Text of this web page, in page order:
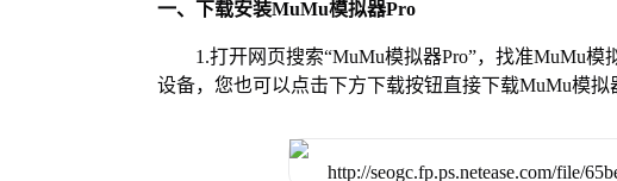
一、下载安装MuMu模拟器Pro
1.打开网页搜索“MuMu模拟器Pro”，找准MuMu
设备，您也可以点击下方下载按钮直接下载MuMu模拟